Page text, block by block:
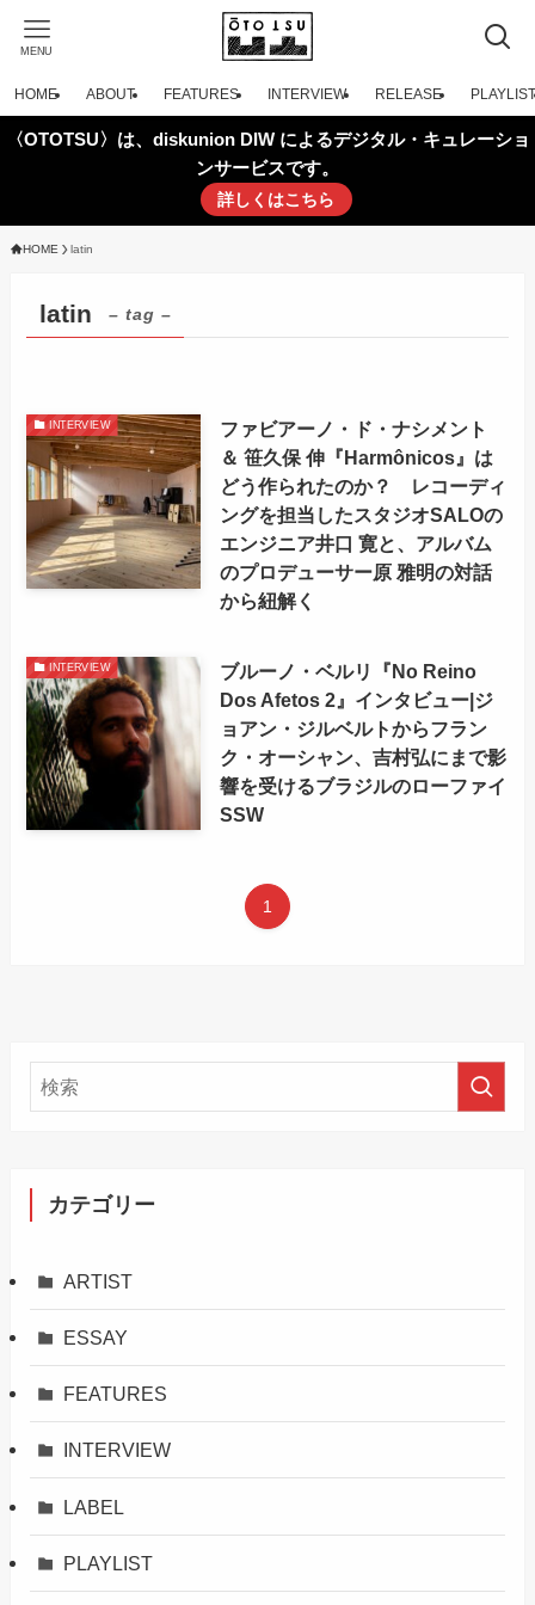
MENU
HOME ABOUT FEATURES INTERVIEW RELEASE PLAYLIST
〈OTOTSU〉は、diskunion DIW によるデジタル・キュレーショ
ンサービスです。
詳しくはこちら
HOME latin
latin – tag –
INTERVIEW
ファビアーノ・ド・ナシメント
＆ 笹久保 伸『Harmônicos』は
どう作られたのか？ レコーディ
ングを担当したスタジオSALOの
エンジニア井口 寛と、アルバム
のプロデューサー原 雅明の対話
から紐解く
INTERVIEW
ブルーノ・ベルリ『No Reino
Dos Afetos 2』インタビュー|ジ
ョアン・ジルベルトからフラン
ク・オーシャン、吉村弘にまで影
響を受けるブラジルのローファイ
SSW
1
カテゴリー
ARTIST
ESSAY
FEATURES
INTERVIEW
LABEL
PLAYLIST